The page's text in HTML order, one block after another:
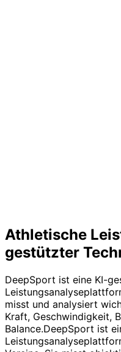
Athletische
gestützter
DeepSport ist eine KI-
misst und analysiert
Kraft, Geschwindigkeit,
Balance.DeepSport ist